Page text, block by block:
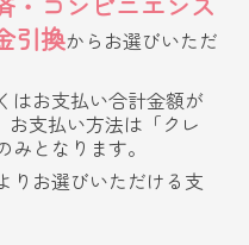
引換からお選びいただ
はお支払い合計金額が
お支払い方法は「クレ
となります。
りお選びいただける支